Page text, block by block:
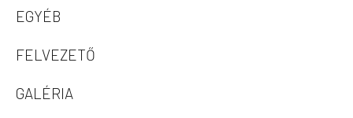
EGYÉB
FELVEZETŐ
GALÉRIA